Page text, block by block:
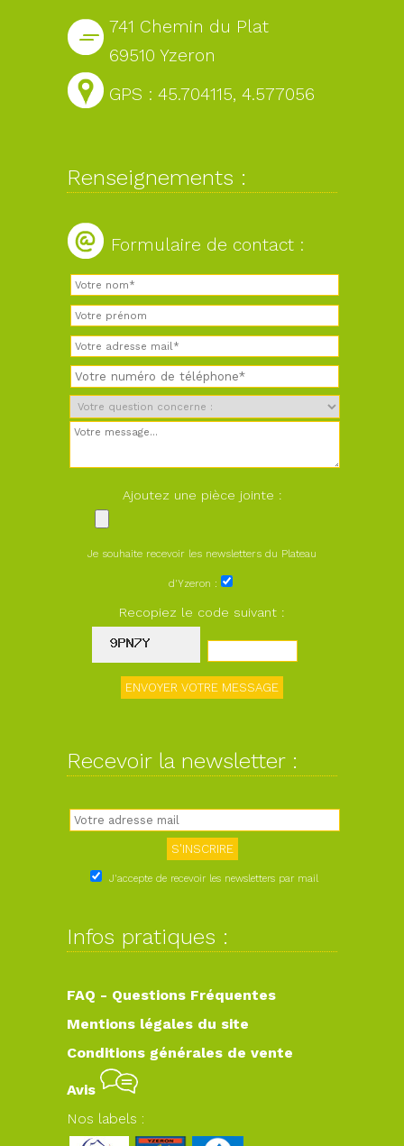
741 Chemin du Plat
69510 Yzeron
GPS : 45.704115, 4.577056
Renseignements :
Formulaire de contact :
Ajoutez une pièce jointe :
Je souhaite recevoir les newsletters du Plateau
d'Yzeron :
Recopiez le code suivant :
Recevoir la newsletter :
J'accepte de recevoir les newsletters par mail
Infos pratiques :
FAQ - Questions Fréquentes
Mentions légales du site
Conditions générales de vente
Avis
Nos labels :